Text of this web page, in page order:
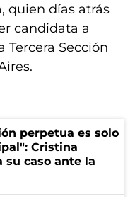
quien días atrás
candidata a
Sección
perpetua es solo
Cristina
su caso ante la